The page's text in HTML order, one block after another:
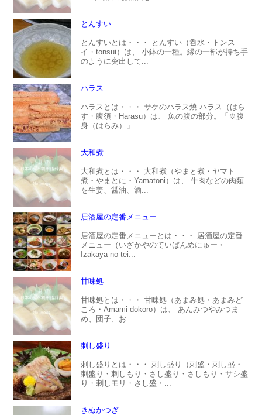
とんすい
とんすいとは・・・ とんすい（呑水・トンス
イ・tonsui）は、 小鉢の一種。縁の一部が持ち手
のように突出して...
ハラス
ハラスとは・・・ サケのハラス焼 ハラス（はら
す・腹須・Harasu）は、 魚の腹の部分。「※腹
身（はらみ）」...
大和煮
大和煮とは・・・ 大和煮（やまと煮・ヤマト
煮・やまとに・Yamatoni）は、 牛肉などの肉類
を生姜、醤油、酒...
居酒屋の定番メニュー
居酒屋の定番メニューとは・・・ 居酒屋の定番
メニュー（いざかやのていばんめにゅー・
Izakaya no tei...
甘味処
甘味処とは・・・ 甘味処（あまみ処・あまみど
ころ・Amami dokoro）は、 あんみつやみつま
め、団子、お...
刺し盛り
刺し盛りとは・・・ 刺し盛り（刺盛・刺し盛・
刺盛り・刺しもり・さし盛り・さしもり・サシ盛
り・刺しモリ・さし盛・...
きぬかつぎ